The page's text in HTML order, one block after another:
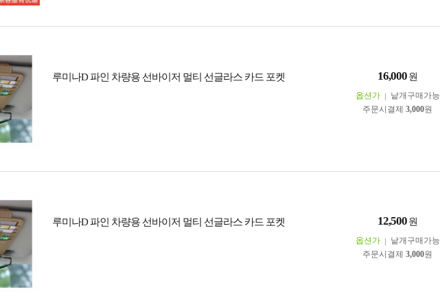
루미나D 파인 차량용 선바이저 멀티 선글라스 카드 포켓 16,000 원
옵션가
낱개구매가능
주문시결제 3,000원
루미나D 파인 차량용 선바이저 멀티 선글라스 카드 포켓 12,500 원
옵션가
낱개구매가능
주문시결제 3,000원